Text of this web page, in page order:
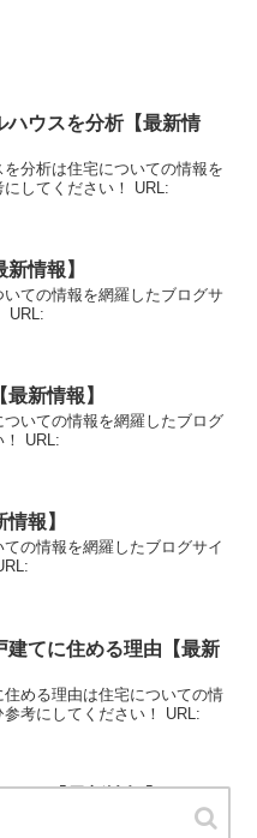
ハウスを分析【最新情
分析は住宅についての情報を
にしてください！ URL:
情報】
ての情報を網羅したブログサ
URL:
新情報】
いての情報を網羅したブログ
！ URL:
報】
の情報を網羅したブログサイ
建てに住める理由【最新
める理由は住宅についての情
参考にしてください！ URL:
の？【最新情報】
宅についての情報を網羅した